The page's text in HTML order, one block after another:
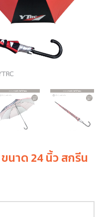
นาด 24 นิ้ว สกรีน